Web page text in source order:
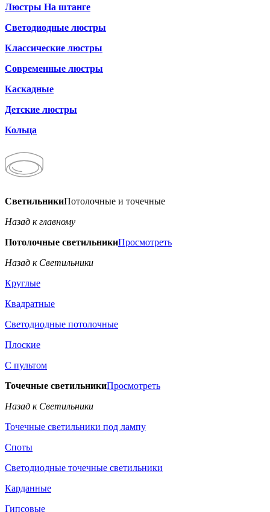
Люстры На штанге
Светодиодные люстры
Классические люстры
Современные люстры
Каскадные
Детские люстры
Кольца
СветильникиПотолочные и точечные
Назад к главному
Потолочные светильникиПросмотреть
Назад к Светильники
Круглые
Квадратные
Светодиодные потолочные
Плоские
С пультом
Точечные светильникиПросмотреть
Назад к Светильники
Точечные светильники под лампу
Споты
Светодиодные точечные светильники
Карданные
Гипсовые